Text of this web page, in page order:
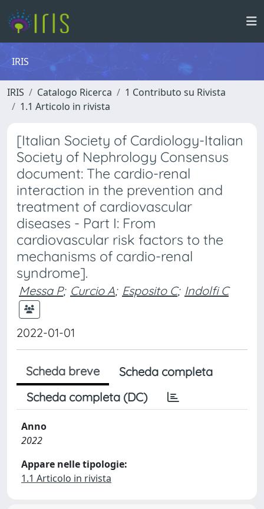
IRIS
IRIS Catalogo Ricerca
1 Contributo su Rivista
1.1 Articolo in rivista
[Italian Society of Cardiology-Italian
Society of Nephrology Consensus
document: The cardio-renal
interaction in the prevention and
treatment of cardiovascular
diseases - Part I: From
cardiovascular risk factors to the
mechanisms of cardio-renal
syndrome].
Messa P; Curcio A; Esposito C; Indolfi C
2022-01-01
Scheda breve
Scheda completa
Scheda completa (DC)
Anno
2022
Appare nelle tipologie:
1.1 Articolo in rivista